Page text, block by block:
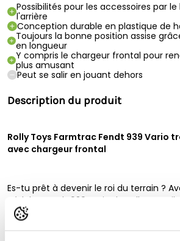
Possibilités pour les accessoires par
l'arrière
Conception durable en plastique de
Toujours la bonne position assise
en longueur
Y compris le chargeur frontal pour
plus amusant
Peut se salir en jouant dehors
Description du produit
Rolly Toys Farmtrac Fendt 939 Vario
avec chargeur frontal
Es-tu prêt à devenir le roi du terrain ?
pédales Fendt 939 Vario de Rolly Toys, il
travailler la terre – ou plutôt de
réplique miniature du légendaire Fendt